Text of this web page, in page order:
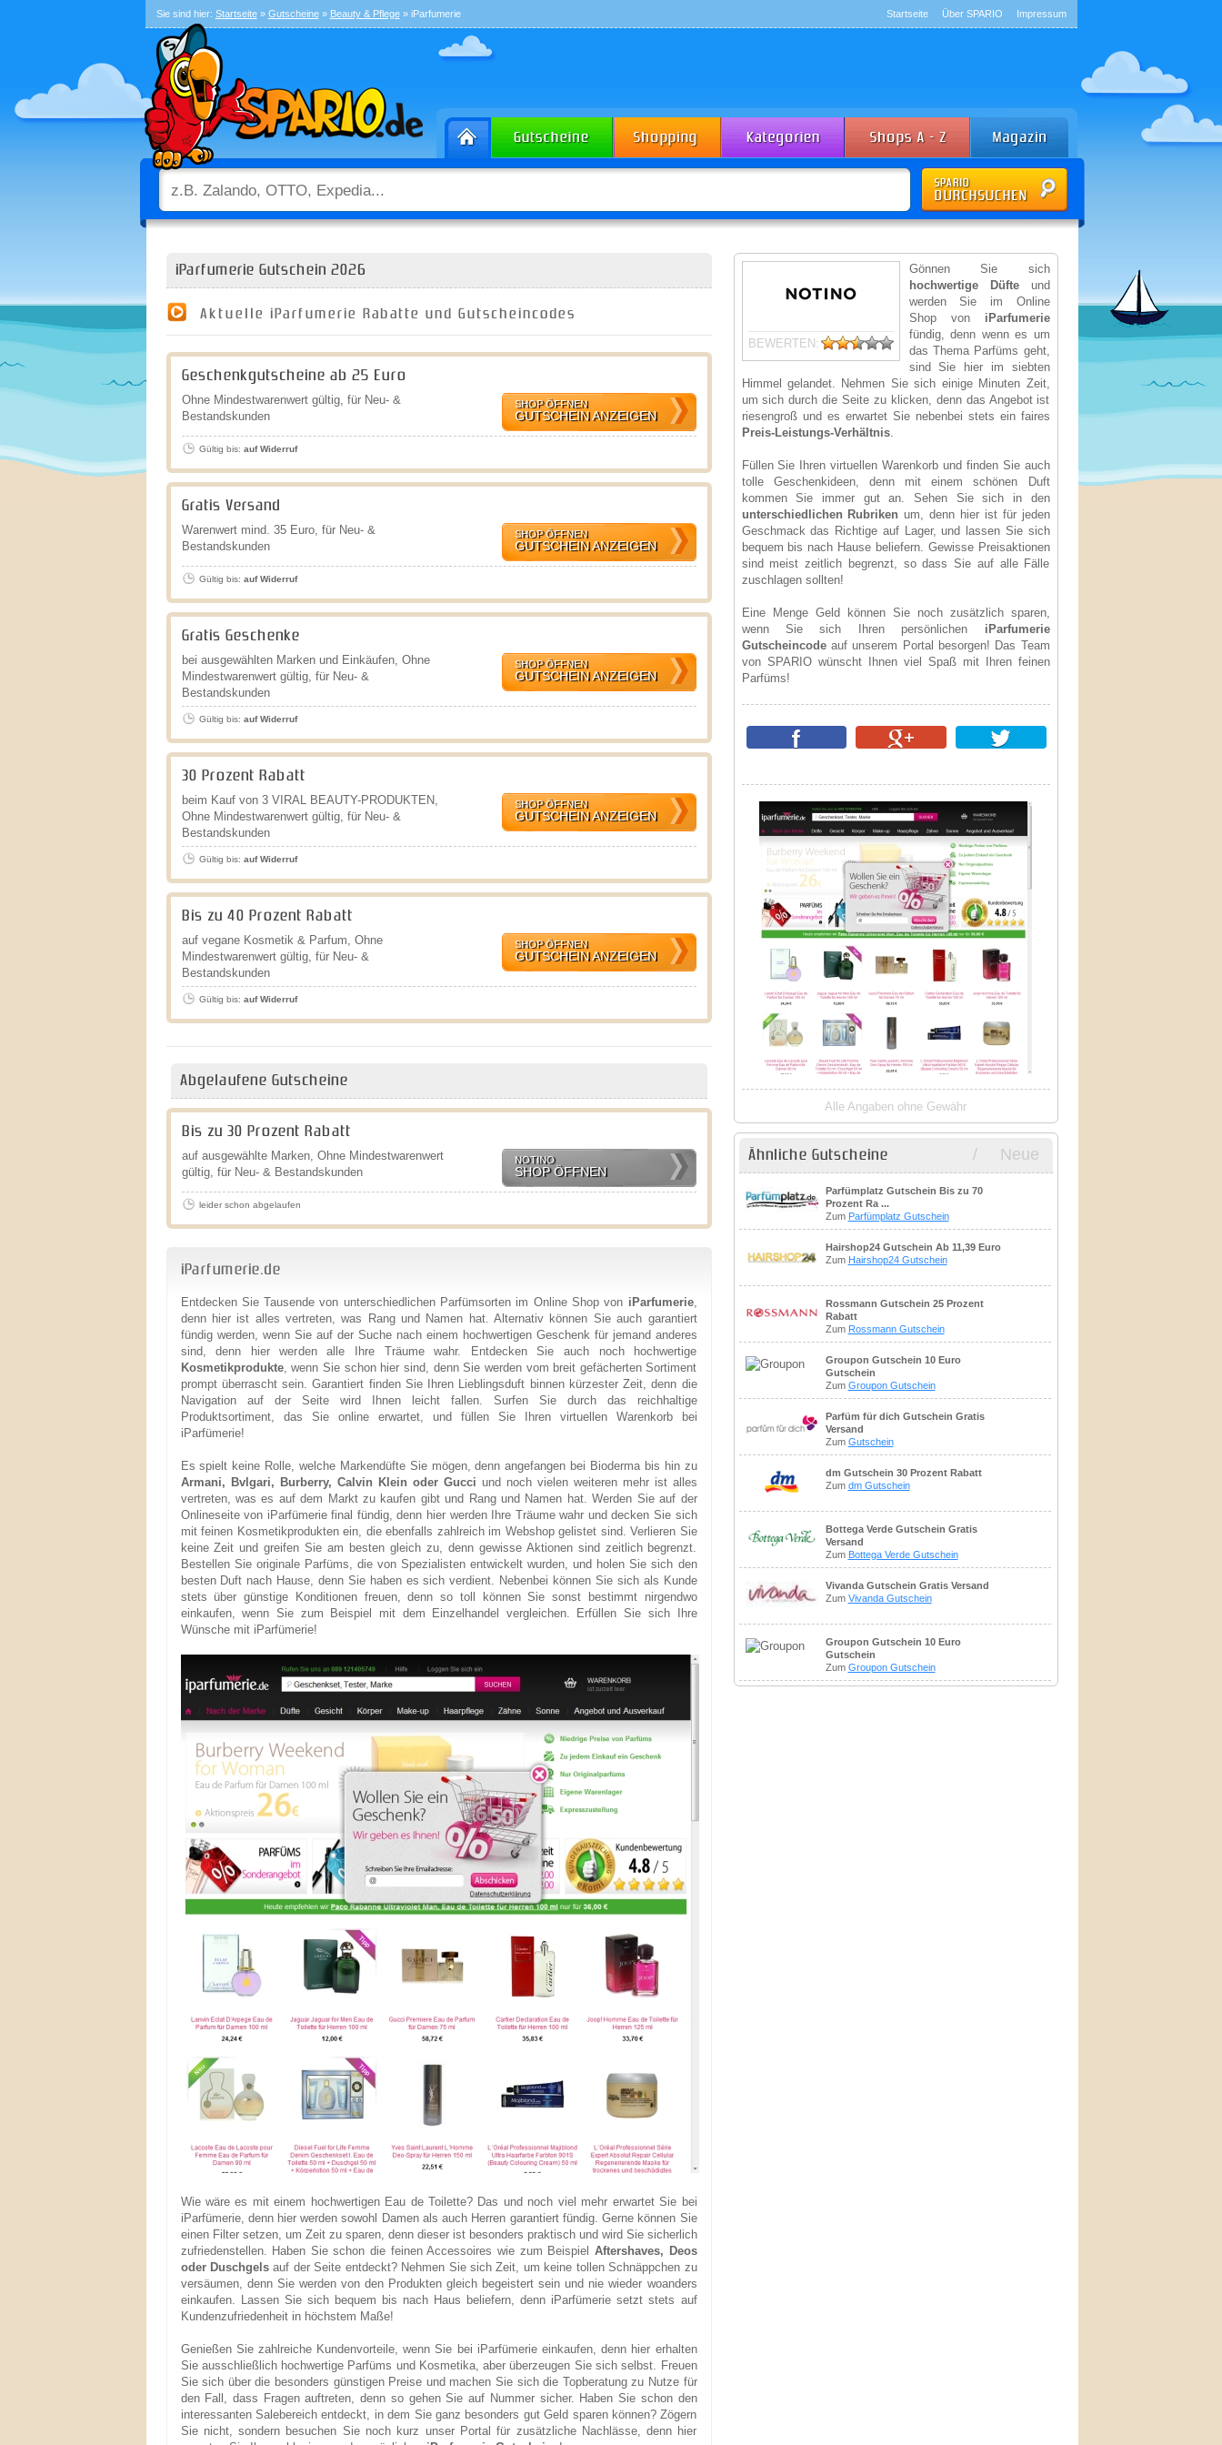
Sie sind hier: Startseite» Gutscheine» Beauty & Pflege» iParfumerie Startseite Über SPARIO Impressum
iParfumerie Gutschein 2026
Aktuelle iParfumerie Rabatte und Gutscheincodes
Geschenkgutscheine ab 25 Euro
Ohne Mindestwarenwert gültig, für Neu- &
Bestandskunden
SHOP ÖFFNEN
GUTSCHEIN ANZEIGEN
Gültig bis: auf Widerruf
Gratis Versand
Warenwert mind. 35 Euro, für Neu- &
Bestandskunden
SHOP ÖFFNEN
GUTSCHEIN ANZEIGEN
Gültig bis: auf Widerruf
Gratis Geschenke
bei ausgewählten Marken und Einkäufen, Ohne
Mindestwarenwert gültig, für Neu- &
Bestandskunden
SHOP ÖFFNEN
GUTSCHEIN ANZEIGEN
Gültig bis: auf Widerruf
30 Prozent Rabatt
beim Kauf von 3 VIRAL BEAUTY-PRODUKTEN,
Ohne Mindestwarenwert gültig, für Neu- &
Bestandskunden
SHOP ÖFFNEN
GUTSCHEIN ANZEIGEN
Gültig bis: auf Widerruf
Bis zu 40 Prozent Rabatt
auf vegane Kosmetik & Parfum, Ohne
Mindestwarenwert gültig, für Neu- &
Bestandskunden
SHOP ÖFFNEN
GUTSCHEIN ANZEIGEN
Gültig bis: auf Widerruf
Abgelaufene Gutscheine
Bis zu 30 Prozent Rabatt
auf ausgewählte Marken, Ohne Mindestwarenwert
gültig, für Neu- & Bestandskunden
NOTINO
SHOP ÖFFNEN
leider schon abgelaufen
iParfumerie.de
Entdecken Sie Tausende von unterschiedlichen Parfümsorten im Online Shop von iParfumerie,
denn hier ist alles vertreten, was Rang und Namen hat. Alternativ können Sie auch garantiert
fündig werden, wenn Sie auf der Suche nach einem hochwertigen Geschenk für jemand anderes
sind, denn hier werden alle Ihre Träume wahr. Entdecken Sie auch noch hochwertige
Kosmetikprodukte, wenn Sie schon hier sind, denn Sie werden vom breit gefächerten Sortiment
prompt überrascht sein. Garantiert finden Sie Ihren Lieblingsduft binnen kürzester Zeit, denn die
Navigation auf der Seite wird Ihnen leicht fallen. Surfen Sie durch das reichhaltige
Produktsortiment, das Sie online erwartet, und füllen Sie Ihren virtuellen Warenkorb bei
iParfümerie!
Es spielt keine Rolle, welche Markendüfte Sie mögen, denn angefangen bei Bioderma bis hin zu
Armani, Bvlgari, Burberry, Calvin Klein oder Gucci und noch vielen weiteren mehr ist alles
vertreten, was es auf dem Markt zu kaufen gibt und Rang und Namen hat. Werden Sie auf der
Onlineseite von iParfümerie final fündig, denn hier werden Ihre Träume wahr und decken Sie sich
mit feinen Kosmetikprodukten ein, die ebenfalls zahlreich im Webshop gelistet sind. Verlieren Sie
keine Zeit und greifen Sie am besten gleich zu, denn gewisse Aktionen sind zeitlich begrenzt.
Bestellen Sie originale Parfüms, die von Spezialisten entwickelt wurden, und holen Sie sich den
besten Duft nach Hause, denn Sie haben es sich verdient. Nebenbei können Sie sich als Kunde
stets über günstige Konditionen freuen, denn so toll können Sie sonst bestimmt nirgendwo
einkaufen, wenn Sie zum Beispiel mit dem Einzelhandel vergleichen. Erfüllen Sie sich Ihre
Wünsche mit iParfümerie!
Wie wäre es mit einem hochwertigen Eau de Toilette? Das und noch viel mehr erwartet Sie bei
iParfümerie, denn hier werden sowohl Damen als auch Herren garantiert fündig. Gerne können Sie
einen Filter setzen, um Zeit zu sparen, denn dieser ist besonders praktisch und wird Sie sicherlich
zufriedenstellen. Haben Sie schon die feinen Accessoires wie zum Beispiel Aftershaves, Deos
oder Duschgelsauf der Seite entdeckt? Nehmen Sie sich Zeit, um keine tollen Schnäppchen zu
versäumen, denn Sie werden von den Produkten gleich begeistert sein und nie wieder woanders
einkaufen. Lassen Sie sich bequem bis nach Haus beliefern, denn iParfümerie setzt stets auf
Kundenzufriedenheit in höchstem Maße!
Genießen Sie zahlreiche Kundenvorteile, wenn Sie bei iParfümerie einkaufen, denn hier erhalten
Sie ausschließlich hochwertige Parfüms und Kosmetika, aber überzeugen Sie sich selbst. Freuen
Sie sich über die besonders günstigen Preise und machen Sie sich die Topberatung zu Nutze für
den Fall, dass Fragen auftreten, denn so gehen Sie auf Nummer sicher. Haben Sie schon den
interessanten Salebereich entdeckt, in dem Sie ganz besonders gut Geld sparen können? Zögern
Sie nicht, sondern besuchen Sie noch kurz unser Portal für zusätzliche Nachlässe, denn hier
BEWERTEN:
Gönnen Sie sich
hochwertige Düfteund
werden Sie im Online
Shop von iParfumerie
fündig, denn wenn es um
das Thema Parfüms geht,
sind Sie hier im siebten
Himmel gelandet. Nehmen Sie sich einige Minuten Zeit,
um sich durch die Seite zu klicken, denn das Angebot ist
riesengroß und es erwartet Sie nebenbei stets ein faires
Preis-Leistungs-Verhältnis.
Füllen Sie Ihren virtuellen Warenkorb und finden Sie auch
tolle Geschenkideen, denn mit einem schönen Duft
kommen Sie immer gut an. Sehen Sie sich in den
unterschiedlichen Rubriken um, denn hier ist für jeden
Geschmack das Richtige auf Lager, und lassen Sie sich
bequem bis nach Hause beliefern. Gewisse Preisaktionen
sind meist zeitlich begrenzt, so dass Sie auf alle Fälle
zuschlagen sollten!
Eine Menge Geld können Sie noch zusätzlich sparen,
wenn Sie sich Ihren persönlichen iParfumerie
Gutscheincodeauf unserem Portal besorgen! Das Team
von SPARIO wünscht Ihnen viel Spaß mit Ihren feinen
Parfüms!
Alle Angaben ohne Gewähr
Ähnliche Gutscheine / Neue
Parfümplatz Gutschein Bis zu 70
Prozent Ra ...
Zum Parfümplatz Gutschein
Hairshop24 Gutschein Ab 11,39 Euro
Zum Hairshop24 Gutschein
Rossmann Gutschein 25 Prozent
Rabatt
Zum Rossmann Gutschein
Groupon Gutschein 10 Euro
Gutschein
Zum Groupon Gutschein
Parfüm für dich Gutschein Gratis
Versand
Zum Gutschein
dm Gutschein 30 Prozent Rabatt
Zum dm Gutschein
Bottega Verde Gutschein Gratis
Versand
Zum Bottega Verde Gutschein
Vivanda Gutschein Gratis Versand
Zum Vivanda Gutschein
Groupon Gutschein 10 Euro
Gutschein
Zum Groupon Gutschein